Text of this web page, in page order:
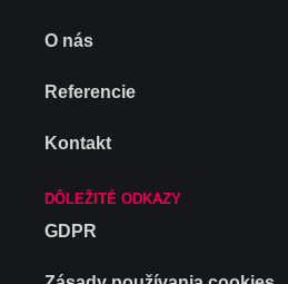
O nás
Referencie
Kontakt
DÔLEŽITÉ ODKAZY
GDPR